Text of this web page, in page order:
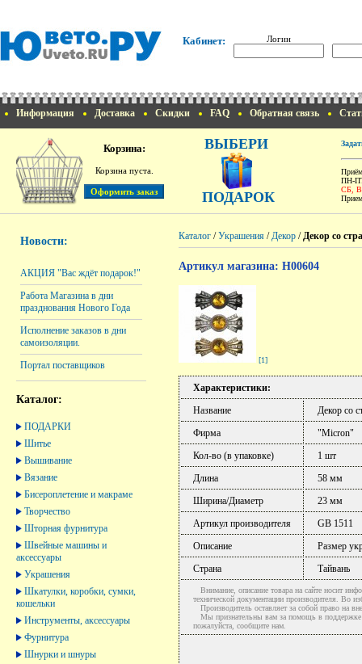
Кабинет: Логин
Информация Доставка Скидки FAQ Обратная связь
Корзина:
Корзина пуста.
ВЫБЕРИ
ПОДАРОК
ПН-
СБ,
Новости:
АКЦИЯ "Вас ждёт подарок!"
Работа Магазина в дни
празднования Нового Года
Исполнение заказов в дни
самоизоляции.
Портал поставщиков
Каталог:
ПОДАРКИ
Шитье
Вышивание
Вязание
Бисероплетение и макраме
Творчество
Шторная фурнитура
Швейные машины и
аксессуары
Украшения
Шкатулки, коробки, сумки,
кошельки
Инструменты, аксессуары
Фурнитура
Шнурки и шнуры
Каталог /Украшения /Декор /Декор со
Артикул магазина: H00604
[1]
Характеристики:
Название
Декор со
Фирма
"Micron"
Кол-во (в упаковке)
1 шт
Длина
58 мм
Ширина/Диаметр
23 мм
Артикул производителя
GB 1511
Описание
Размер
Страна
Тайвань
Внимание, описание товара на сайте носит
технической документации производителя. Во
Производитель оставляет за собой право на
Мы признательны вам за помощь в поддержке
пожалуйста, сообщите нам.